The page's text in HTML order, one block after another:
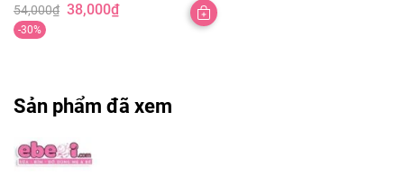
38,000₫
54,000₫
-30%
Sản phẩm đã xem